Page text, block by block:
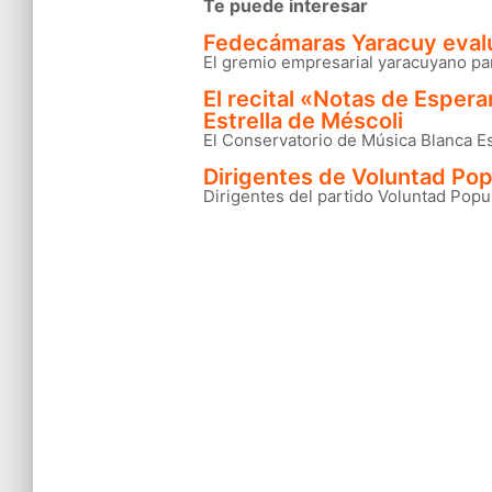
pagination
Te puede interesar
Fedecámaras Yaracuy
El gremio empresarial yaracuyano
El recital «Notas de
Estrella de Méscoli
El Conservatorio de Música Blanca
Dirigentes de Voluntad
Dirigentes del partido Voluntad